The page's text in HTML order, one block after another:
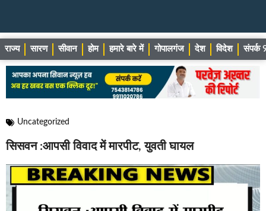
राज्य सारण सीवान होम हमारे बारे में गोपालगंज देश विदेश संपर्क
Uncategorized
सिसवन :आपसी विवाद में मारपीट, युवती घायल